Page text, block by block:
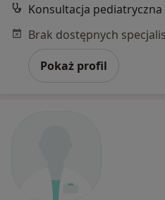
Konsultacja pediatryczna
Pokaż profil